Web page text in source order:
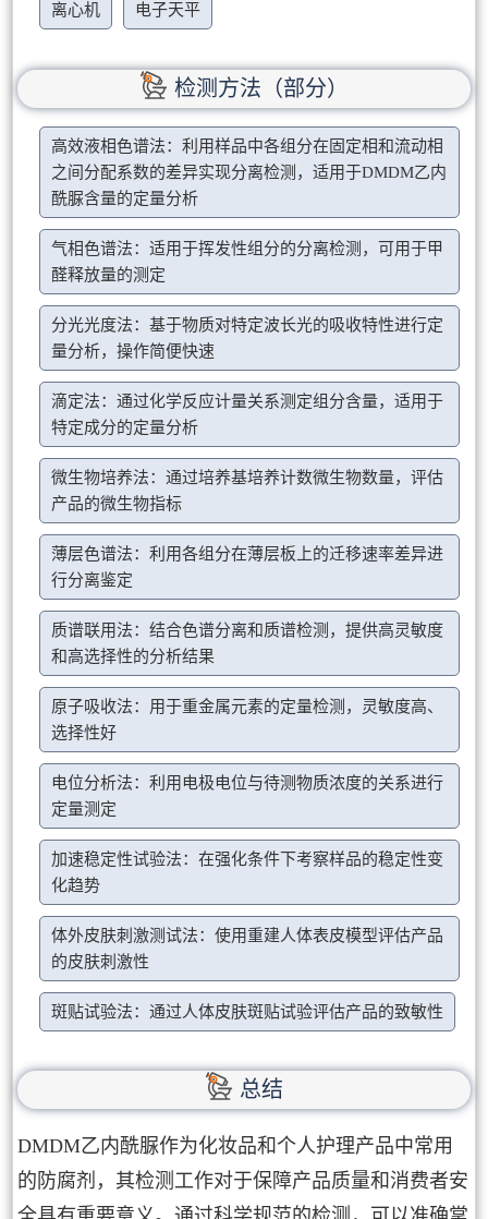
离心机 电子天平
检测方法（部分）
高效液相色谱法：利用样品中各组分在固定相和流动相
之间分配系数的差异实现分离检测，适用于DMDM乙内
酰脲含量的定量分析
气相色谱法：适用于挥发性组分的分离检测，可用于甲
醛释放量的测定
分光光度法：基于物质对特定波长光的吸收特性进行定
量分析，操作简便快速
滴定法：通过化学反应计量关系测定组分含量，适用于
特定成分的定量分析
微生物培养法：通过培养基培养计数微生物数量，评估
产品的微生物指标
薄层色谱法：利用各组分在薄层板上的迁移速率差异进
行分离鉴定
质谱联用法：结合色谱分离和质谱检测，提供高灵敏度
和高选择性的分析结果
原子吸收法：用于重金属元素的定量检测，灵敏度高、
选择性好
电位分析法：利用电极电位与待测物质浓度的关系进行
定量测定
加速稳定性试验法：在强化条件下考察样品的稳定性变
化趋势
体外皮肤刺激测试法：使用重建人体表皮模型评估产品
的皮肤刺激性
斑贴试验法：通过人体皮肤斑贴试验评估产品的致敏性
总结
DMDM乙内酰脲作为化妆品和个人护理产品中常用
的防腐剂，其检测工作对于保障产品质量和消费者安